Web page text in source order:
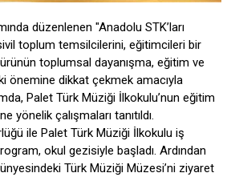
düzenlenen "Anadolu STK’ları
toplum temsilcilerini, eğitimcileri bir
toplumsal dayanışma, eğitim ve
önemine dikkat çekmek amacıyla
Palet Türk Müziği İlkokulu’nun eğitim
yönelik çalışmaları tanıtıldı.
ile Palet Türk Müziği İlkokulu iş
okul gezisiyle başladı. Ardından
Türk Müziği Müzesi’ni ziyaret